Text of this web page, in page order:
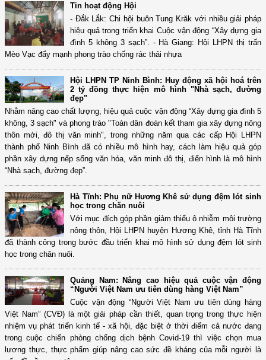
Tin hoạt động Hội
- Đắk Lắk: Chi hội buôn Tung Krăk với nhiều giải pháp
hiệu quả trong triển khai Cuộc vận động “Xây dựng gia
đình 5 không 3 sạch”. - Hà Giang: Hội LHPN thị trấn
Mèo Vạc đẩy mạnh phong trào chống rác thải nhựa
Hội LHPN TP Ninh Bình: Huy động xã hội hoá trên
2 tỷ đồng thực hiện mô hình "Nhà sạch, đường
đẹp"
Nhằm nâng cao chất lượng, hiệu quả cuộc vận động “Xây dựng gia đình 5
không, 3 sạch" và phong trào "Toàn dân đoàn kết tham gia xây dựng nông
thôn mới, đô thị văn minh", trong những năm qua các cấp Hội LHPN
thành phố Ninh Bình đã có nhiều mô hình hay, cách làm hiệu quả góp
phần xây dựng nếp sống văn hóa, văn minh đô thị, điển hình là mô hình
“Nhà sạch, đường đẹp”.
Hà Tĩnh: Phụ nữ Hương Khê sử dụng đệm lót sinh
học trong chăn nuôi
Với mục đích góp phần giảm thiểu ô nhiễm môi trường
nông thôn, Hội LHPN huyện Hương Khê, tỉnh Hà Tĩnh
đã thành công trong bước đầu triển khai mô hình sử dụng đệm lót sinh
học trong chăn nuôi.
Quảng Nam: Nâng cao hiệu quả cuộc vận động
“Người Việt Nam ưu tiên dùng hàng Việt Nam”
Cuộc vận động “Người Việt Nam ưu tiên dùng hàng
Việt Nam” (CVĐ) là một giải pháp cần thiết, quan trọng trong thực hiện
nhiệm vụ phát triển kinh tế - xã hội, đặc biệt ở thời điểm cả nước đang
trong cuộc chiến phòng chống dịch bệnh Covid-19 thì việc chọn mua
lương thực, thực phẩm giúp nâng cao sức đề kháng của mỗi người là